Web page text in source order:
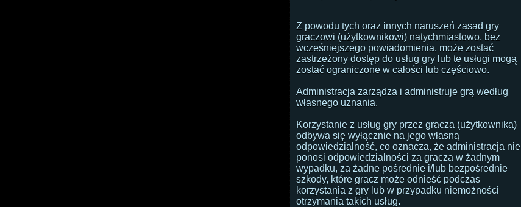
Z powodu tych oraz innych naruszeń zasad gry
graczowi (użytkownikowi) natychmiastowo, bez
wcześniejszego powiadomienia, może zostać
zastrzeżony dostęp do usług gry lub te usługi mogą
zostać ograniczone w całości lub częściowo.
Administracja zarządza i administruje grą według
własnego uznania.
Korzystanie z usług gry przez gracza (użytkownika)
odbywa się wyłącznie na jego własną
odpowiedzialność, co oznacza, że administracja nie
ponosi odpowiedzialności za gracza w żadnym
wypadku, za żadne pośrednie i/lub bezpośrednie
szkody, które gracz może odnieść podczas
korzystania z gry lub w przypadku niemożności
otrzymania takich usług.